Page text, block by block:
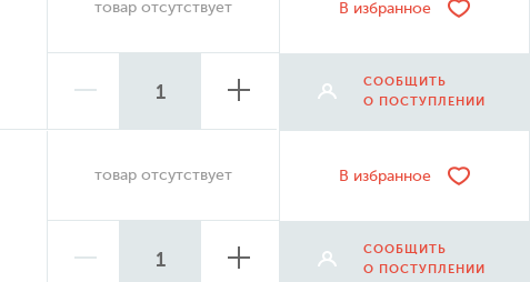
товар отсутствует В избранное
СООБЩИТЬ
О ПОСТУПЛЕНИИ
товар отсутствует В избранное
СООБЩИТЬ
О ПОСТУПЛЕНИИ